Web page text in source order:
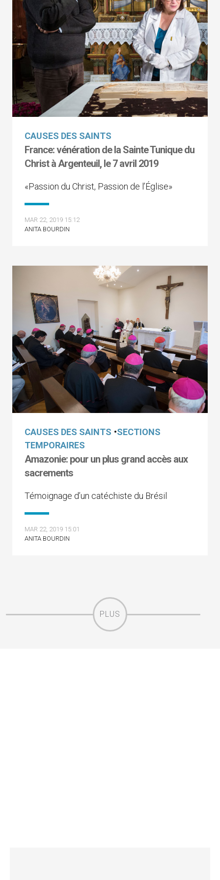
CAUSES DES SAINTS
France: vénération de la Sainte Tunique du
Christ à Argenteuil, le 7 avril 2019
«Passion du Christ, Passion de l’Église»
MAR 22, 2019 15:12
ANITA BOURDIN
CAUSES DES SAINTS •SECTIONS
TEMPORAIRES
Amazonie: pour un plus grand accès aux
sacrements
Témoignage d’un catéchiste du Brésil
MAR 22, 2019 15:01
ANITA BOURDIN
PLUS